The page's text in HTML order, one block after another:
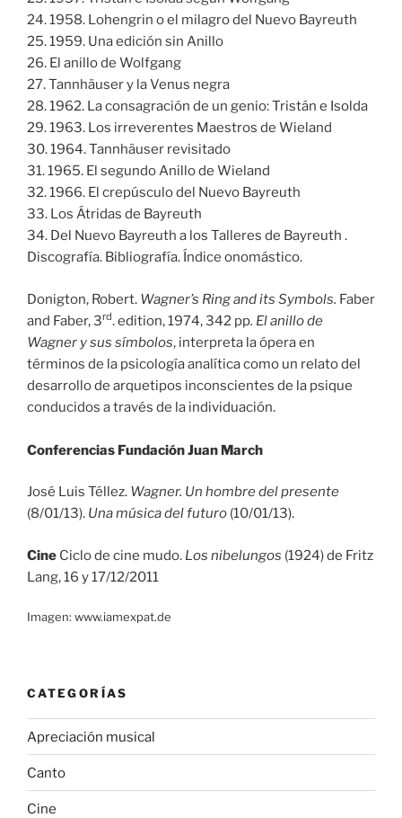
24. 1958. Lohengrin o el milagro del Nuevo Bayreuth
25. 1959. Una edición sin Anillo
26. El anillo de Wolfgang
27. Tannhäuser y la Venus negra
28. 1962. La consagración de un genio: Tristán e Isolda
29. 1963. Los irreverentes Maestros de Wieland
30. 1964. Tannhäuser revisitado
31. 1965. El segundo Anillo de Wieland
32. 1966. El crepúsculo del Nuevo Bayreuth
33. Los Átridas de Bayreuth
34. Del Nuevo Bayreuth a los Talleres de Bayreuth .
Discografía. Bibliografía. Índice onomástico.
Donigton, Robert. Wagner’s Ring and its Symbols. Faber
and Faber, 3rd. edition, 1974, 342 pp. El anillo de
Wagner y sus símbolos, interpreta la ópera en
términos de la psicología analítica como un relato del
desarrollo de arquetipos inconscientes de la psique
conducidos a través de la individuación.
Conferencias Fundación Juan March
José Luis Téllez. Wagner. Un hombre del presente
(8/01/13). Una música del futuro (10/01/13).
Cine Ciclo de cine mudo. Los nibelungos (1924) de Fritz
Lang, 16 y 17/12/2011
Imagen: www.iamexpat.de
CATEGORÍAS
Apreciación musical
Canto
Cine